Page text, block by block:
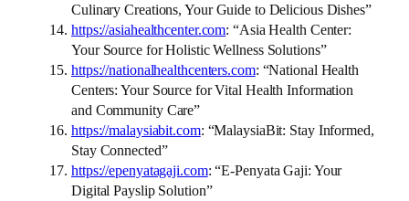
Culinary Creations, Your Guide to Delicious Dishes”
https://asiahealthcenter.com: “Asia Health Center:
Your Source for Holistic Wellness Solutions”
https://nationalhealthcenters.com: “National Health
Centers: Your Source for Vital Health Information
and Community Care”
https://malaysiabit.com: “MalaysiaBit: Stay Informed,
Stay Connected”
https://epenyatagaji.com: “E-Penyata Gaji: Your
Digital Payslip Solution”